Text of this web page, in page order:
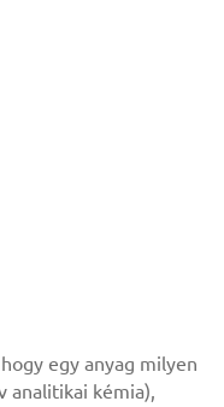
egy anyag milyen
analitikai kémia),